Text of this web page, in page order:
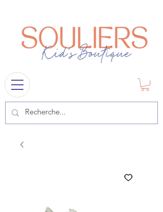
souliers 1841@gmail.com